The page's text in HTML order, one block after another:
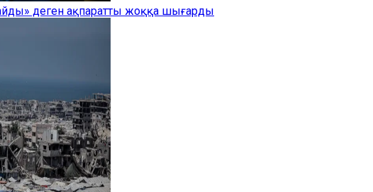
деген ақпаратты жоққа шығарды